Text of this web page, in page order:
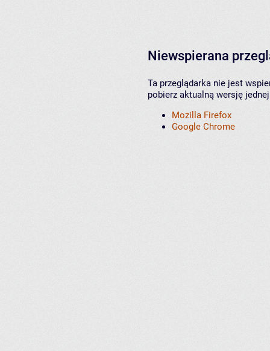
Niewspierana
Ta przeglądarka nie jest
pobierz aktualną wersję
Mozilla Firefox
Google Chrome